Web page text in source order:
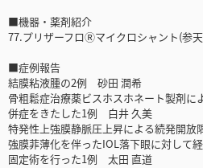
■機器・薬剤紹介
77.プリザーフロⓇマイクロシャント(参
■症例報告
結膜粘液腫の2例 砂田 潤希
骨粗鬆症治療薬ビスホスホネート製剤に
併症をきたした1例 白井 久美
特発性上強膜静脈圧上昇による続発開
強膜菲薄化を伴ったIOL落下眼に対して
固定術を行った1例 太田 直道